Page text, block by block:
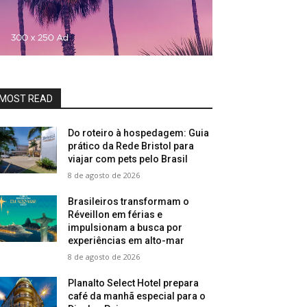
READ
Do roteiro à hospedagem: Guia
prático da Rede Bristol para
viajar com pets pelo Brasil
8 de agosto de 2026
Brasileiros transformam o
Réveillon em férias e
impulsionam a busca por
experiências em alto-mar
8 de agosto de 2026
Planalto Select Hotel prepara
café da manhã especial para o